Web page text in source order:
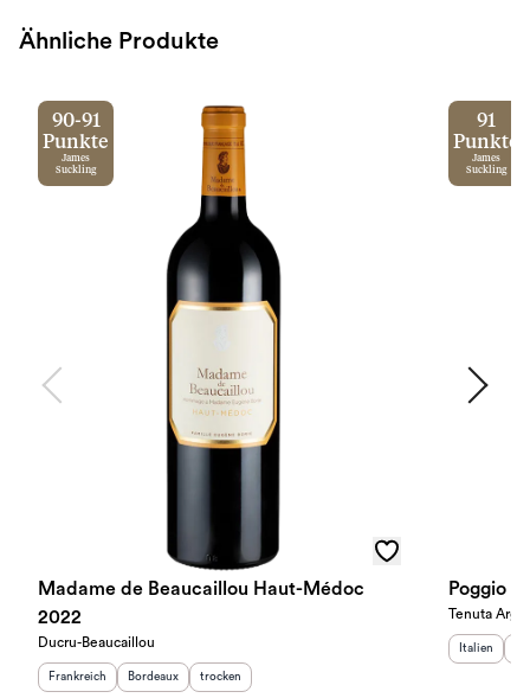
Ähnliche Produkte
90-91
Punkte
James
Suckling
Madame de Beaucaillou Haut-Médoc
2022
Ducru-Beaucaillou
Herkunftsland
Frankreich Herkunftsregion:
Bordeaux Geschmack
trocken
91
Punkte
James
Suckling
Poggio
Tenuta
Italien